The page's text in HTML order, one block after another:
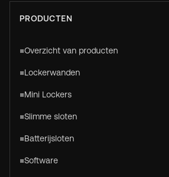
PRODUCTEN
Overzicht van producten
Lockerwanden
Mini Lockers
Slimme sloten
Batterijsloten
Software